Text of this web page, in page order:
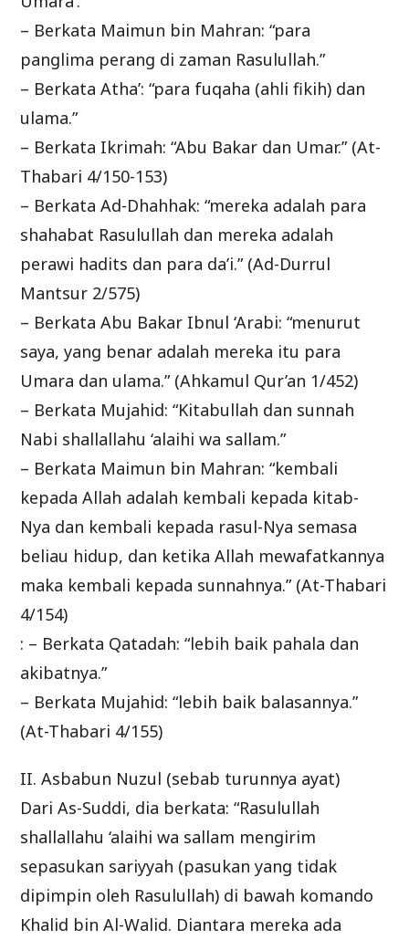
– Berkata Maimun bin Mahran: “para
panglima perang di zaman Rasulullah.”
– Berkata Atha’: “para fuqaha (ahli fikih) dan
ulama.”
– Berkata Ikrimah: “Abu Bakar dan Umar.” (At-
Thabari 4/150-153)
– Berkata Ad-Dhahhak: “mereka adalah para
shahabat Rasulullah dan mereka adalah
perawi hadits dan para da’i.” (Ad-Durrul
Mantsur 2/575)
– Berkata Abu Bakar Ibnul ‘Arabi: “menurut
saya, yang benar adalah mereka itu para
Umara dan ulama.” (Ahkamul Qur’an 1/452)
– Berkata Mujahid: “Kitabullah dan sunnah
Nabi shallallahu ‘alaihi wa sallam.”
– Berkata Maimun bin Mahran: “kembali
kepada Allah adalah kembali kepada kitab-
Nya dan kembali kepada rasul-Nya semasa
beliau hidup, dan ketika Allah mewafatkannya
maka kembali kepada sunnahnya.” (At-Thabari
4/154)
: – Berkata Qatadah: “lebih baik pahala dan
akibatnya.”
– Berkata Mujahid: “lebih baik balasannya.”
(At-Thabari 4/155)
II. Asbabun Nuzul (sebab turunnya ayat)
Dari As-Suddi, dia berkata: “Rasulullah
shallallahu ‘alaihi wa sallam mengirim
sepasukan sariyyah (pasukan yang tidak
dipimpin oleh Rasulullah) di bawah komando
Khalid bin Al-Walid. Diantara mereka ada